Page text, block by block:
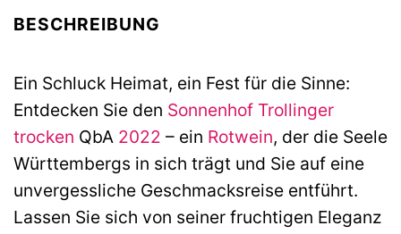
BESCHREIBUNG
Ein Schluck Heimat, ein Fest für die Sinne:
Entdecken Sie den Sonnenhof Trollinger
trocken QbA 2022 – ein Rotwein, der die Seele
Württembergs in sich trägt und Sie auf eine
unvergessliche Geschmacksreise entführt.
Lassen Sie sich von seiner fruchtigen Eleganz